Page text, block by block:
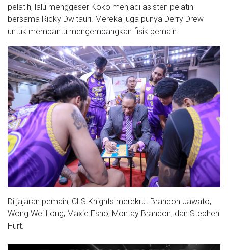
pelatih, lalu menggeser Koko menjadi asisten pelatih
bersama Ricky Dwitauri. Mereka juga punya Derry Drew
untuk membantu mengembangkan fisik pemain.
Di jajaran pemain, CLS Knights merekrut Brandon Jawato,
Wong Wei Long, Maxie Esho, Montay Brandon, dan Stephen
Hurt.